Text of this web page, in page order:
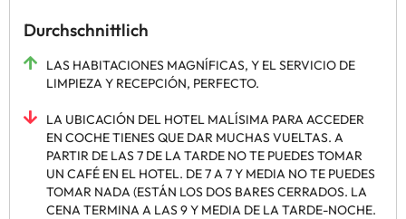
Durchschnittlich
LAS HABITACIONES MAGNÍFICAS, Y EL SERVICIO DE
LIMPIEZA Y RECEPCIÓN, PERFECTO.
LA UBICACIÓN DEL HOTEL MALÍSIMA PARA ACCEDER
EN COCHE TIENES QUE DAR MUCHAS VUELTAS. A
PARTIR DE LAS 7 DE LA TARDE NO TE PUEDES TOMAR
UN CAFÉ EN EL HOTEL. DE 7 A 7 Y MEDIA NO TE PUEDES
TOMAR NADA (ESTÁN LOS DOS BARES CERRADOS. LA
CENA TERMINA A LAS 9 Y MEDIA DE LA TARDE-NOCHE.